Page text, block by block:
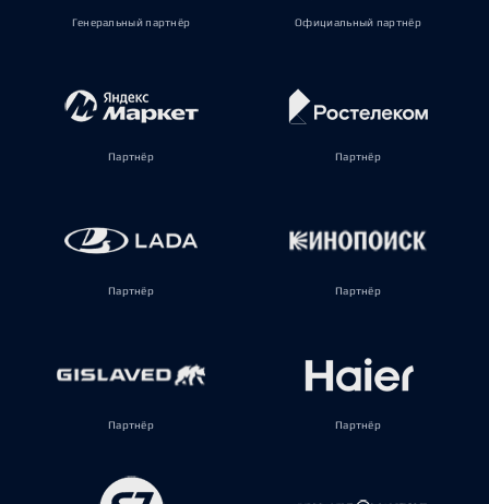
Генеральный партнёр Официальный партнёр
Партнёр Партнёр
Партнёр Партнёр
Партнёр Партнёр